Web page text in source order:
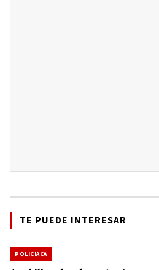
TE PUEDE INTERESAR
POLICIACA